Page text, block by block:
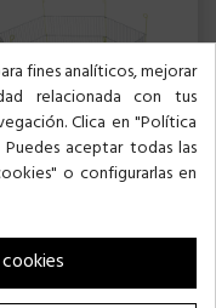
€
fines analíticos, mejorar
relacionada con tus
Clica en "Política
aceptar todas las
o configurarlas en